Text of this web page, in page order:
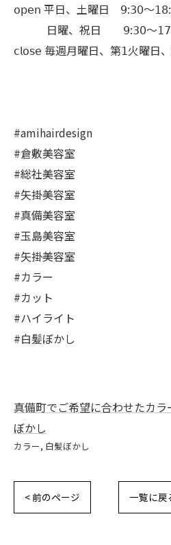
𝗈𝗉𝖾𝗇 平日、土曜日 𝟫:𝟥𝟢〜
日曜、祝日 𝟫:𝟥𝟢〜
𝖼𝗅𝗈𝗌𝖾 毎週月曜日、第𝟣火曜日
#amihairdesign
#倉敷美容室
#総社美容室
#矢掛美容室
#真備美容室
#玉島美容室
#矢掛美容室
#カラー
#カット
#ハイライト
#白髪ぼかし
真備町でご希望に合わせたカラ
ぼかし
カラー 白髪ぼかし
< 前のページ 一覧に戻